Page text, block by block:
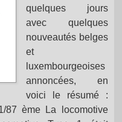
quelques jours
avec quelques
nouveautés belges
et
luxembourgeoises
annoncées, en
voici le résumé :
87 ème La locomotive